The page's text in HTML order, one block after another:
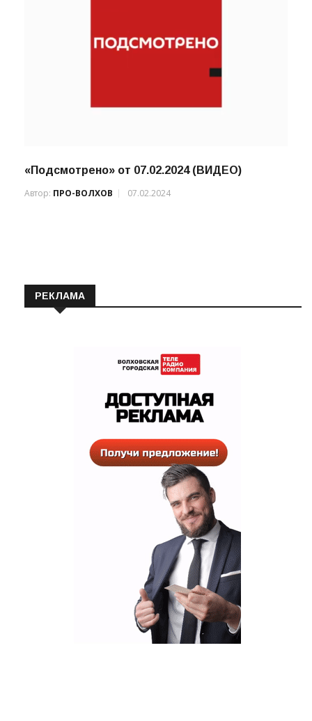
«Подсмотрено» от 07.02.2024 (ВИДЕО)
Автор: ПРО-ВОЛХОВ 07.02.2024
РЕКЛАМА